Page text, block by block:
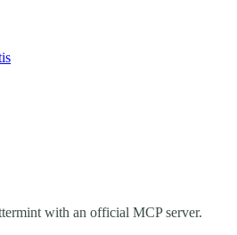
with an official MCP server.